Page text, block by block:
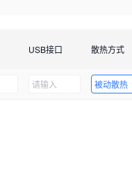
USB接口 散热方式
被动散热